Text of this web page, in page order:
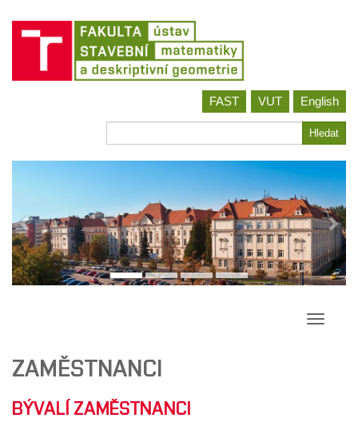
FAST VUT
English
Hledat
ZAMĚSTNANCI
BÝVALÍ ZAMĚSTNANCI